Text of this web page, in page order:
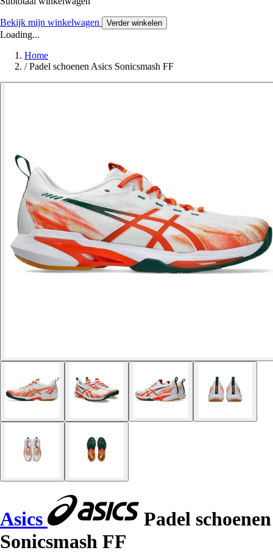
Bekijk mijn winkelwagen Verder winkelen
Loading...
Home
/ Padel schoenen Asics Sonicsmash FF
Asics
Padel schoenen
Sonicsmash FF